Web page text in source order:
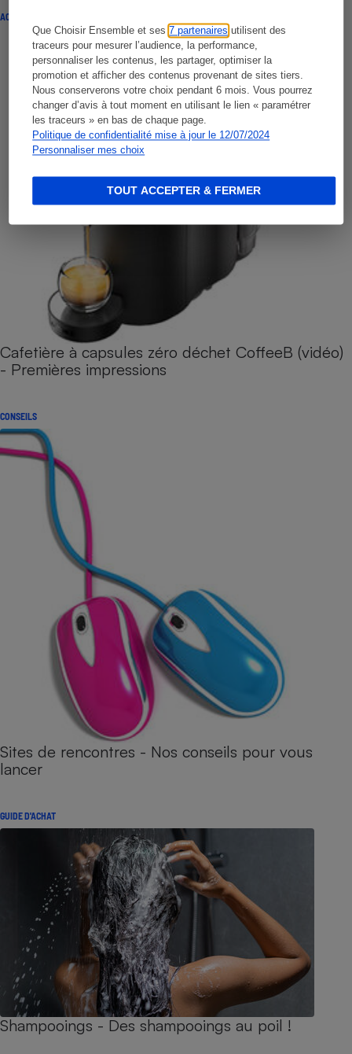
Que Choisir Ensemble et ses7 partenaires utilisent des
traceurs pour mesurer l’audience, la performance,
personnaliser les contenus, les partager, optimiser la
promotion et afficher des contenus provenant de sites tiers.
Nous conserverons votre choix pendant 6 mois. Vous pourrez
changer d’avis à tout moment en utilisant le lien « paramétrer
les traceurs » en bas de chaque page.
Politique de confidentialité mise à jour le 12/07/2024
Personnaliser mes choix
TOUT ACCEPTER & FERMER
ACTUALITÉ
Cafetière à capsules zéro déchet CoffeeB (vidéo)
- Premières impressions
CONSEILS
Sites de rencontres - Nos conseils pour vous
lancer
GUIDE D'ACHAT
Shampooings - Des shampooings au poil !